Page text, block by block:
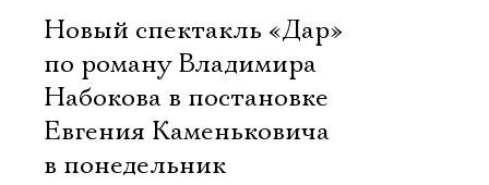
Новый спектакль «Дар»
по роману Владимира
Набокова в постановке
Евгения Каменьковича
в понедельник